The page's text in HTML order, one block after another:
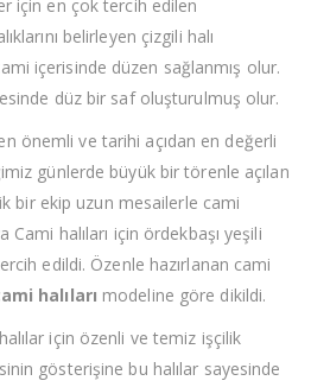
için en çok tercih edilen
belirleyen çizgili halı
içerisinde düzen sağlanmış olur.
düz bir saf oluşturulmuş olur.
önemli ve tarihi açıdan en değerli
günlerde büyük bir törenle açılan
bir ekip uzun mesailerle cami
Cami halıları için ördekbaşı yeşili
edildi. Özenle hazırlanan cami
halıları modeline göre dikildi.
için özenli ve temiz işçilik
gösterişine bu halılar sayesinde